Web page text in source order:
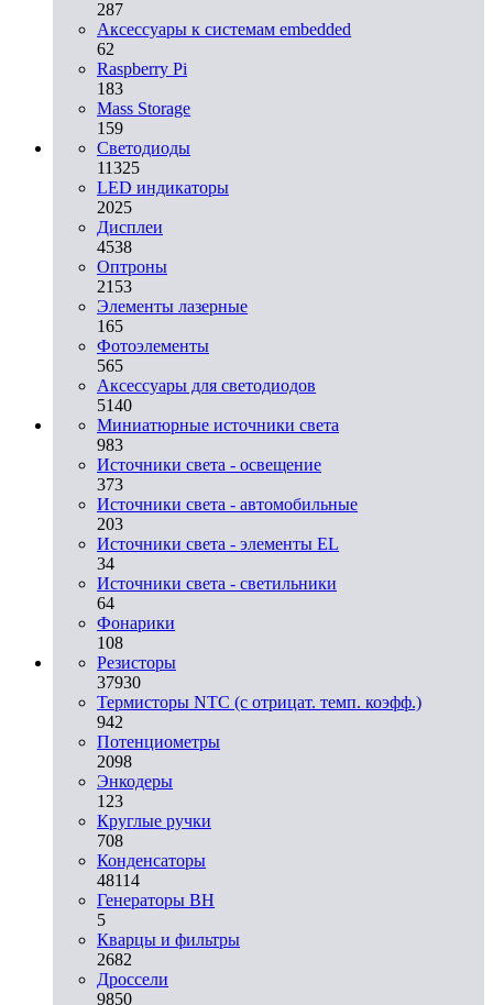
287
Аксессуары к системам embedded
62
Raspberry Pi
183
Mass Storage
159
Светодиоды
11325
LED индикаторы
2025
Дисплеи
4538
Оптроны
2153
Элементы лазерные
165
Фотоэлементы
565
Аксессуары для светодиодов
5140
Миниатюрные источники света
983
Источники света - освещение
373
Источники света - автомобильные
203
Источники света - элементы EL
34
Источники света - светильники
64
Фонарики
108
Резисторы
37930
Термисторы NTC (с отрицат. темп. коэфф.)
942
Потенциометры
2098
Энкодеры
123
Круглые ручки
708
Конденсаторы
48114
Генераторы ВН
5
Кварцы и фильтры
2682
Дроссели
9850